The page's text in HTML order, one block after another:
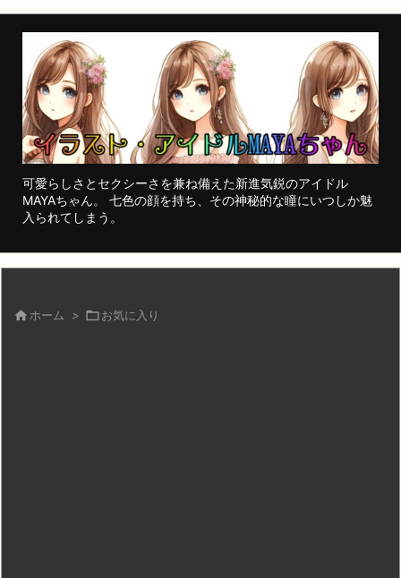
可愛らしさとセクシーさを兼ね備えた新進気鋭のアイドル
MAYAちゃん。 七色の顔を持ち、その神秘的な瞳にいつしか魅
入られてしまう。
 ホーム > お気に入り